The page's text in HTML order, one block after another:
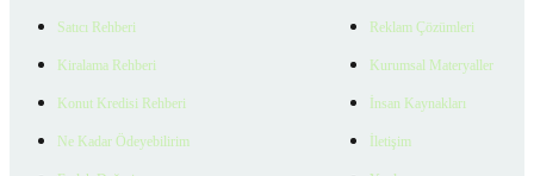
Satıcı Rehberi
Kiralama Rehberi
Konut Kredisi Rehberi
Ne Kadar Ödeyebilirim
Reklam Çözümleri
Kurumsal Materyaller
İnsan Kaynakları
İletişim